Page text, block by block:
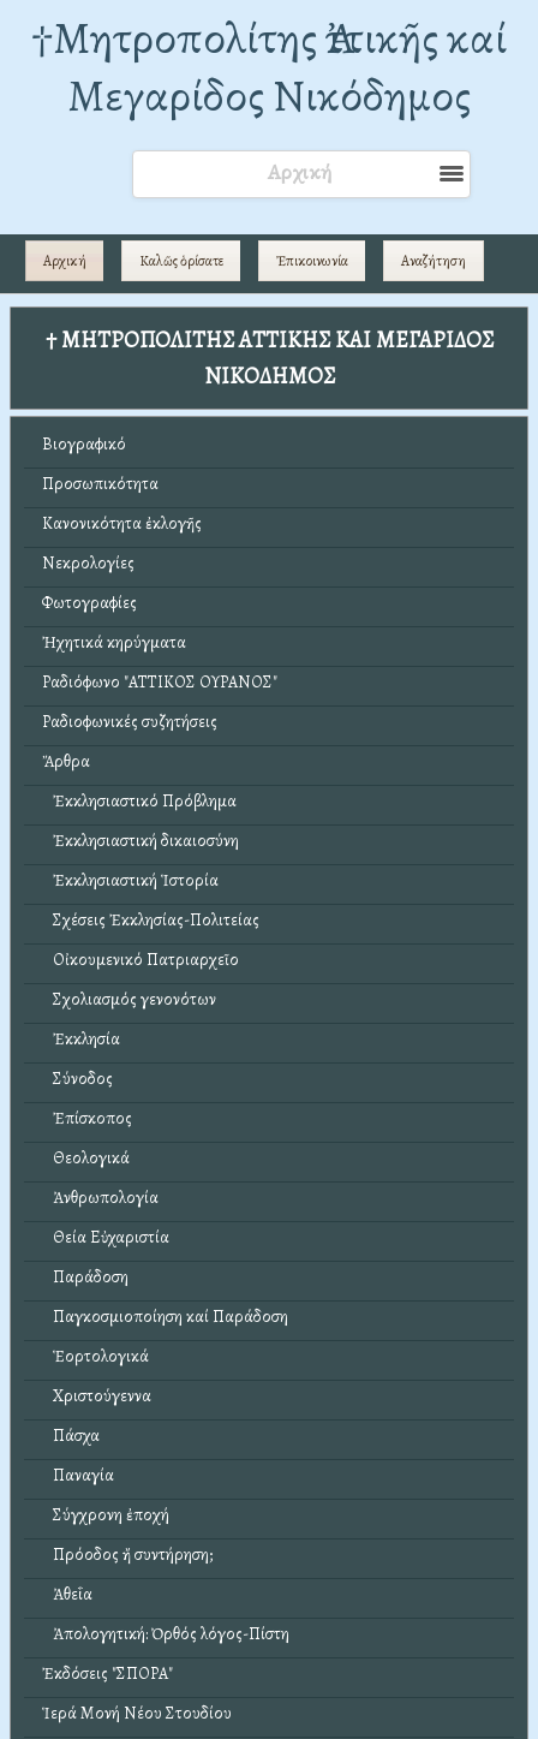
†Mητροπολίτης Ἀττικῆς καί
Μεγαρίδος Νικόδημος
Αρχική
Αρχική Καλῶς ὁρίσατε Ἐπικοινωνία Αναζήτηση
† ΜΗΤΡΟΠΟΛΙΤΗΣ ΑΤΤΙΚΗΣ ΚΑΙ ΜΕΓΑΡΙΔΟΣ
ΝΙΚΟΔΗΜΟΣ
Βιογραφικό
Προσωπικότητα
Κανονικότητα ἐκλογῆς
Νεκρολογίες
Φωτογραφίες
Ἠχητικά κηρύγματα
Ραδιόφωνο "ΑΤΤΙΚΟΣ ΟΥΡΑΝΟΣ"
Ραδιοφωνικές συζητήσεις
Ἄρθρα
Ἐκκλησιαστικό Πρόβλημα
Ἐκκλησιαστική δικαιοσύνη
Ἐκκλησιαστική Ἱστορία
Σχέσεις Ἐκκλησίας-Πολιτείας
Οἰκουμενικό Πατριαρχεῖο
Σχολιασμός γενονότων
Ἐκκλησία
Σύνοδος
Ἐπίσκοπος
Θεολογικά
Ἀνθρωπολογία
Θεία Εὐχαριστία
Παράδοση
Παγκοσμιοποίηση καί Παράδοση
Ἑορτολογικά
Χριστούγεννα
Πάσχα
Παναγία
Σύγχρονη ἐποχή
Πρόοδος ἤ συντήρηση;
Ἀθεΐα
Ἀπολογητική: Ὀρθός λόγος-Πίστη
Ἐκδόσεις "ΣΠΟΡΑ"
Ἱερά Μονή Νέου Στουδίου